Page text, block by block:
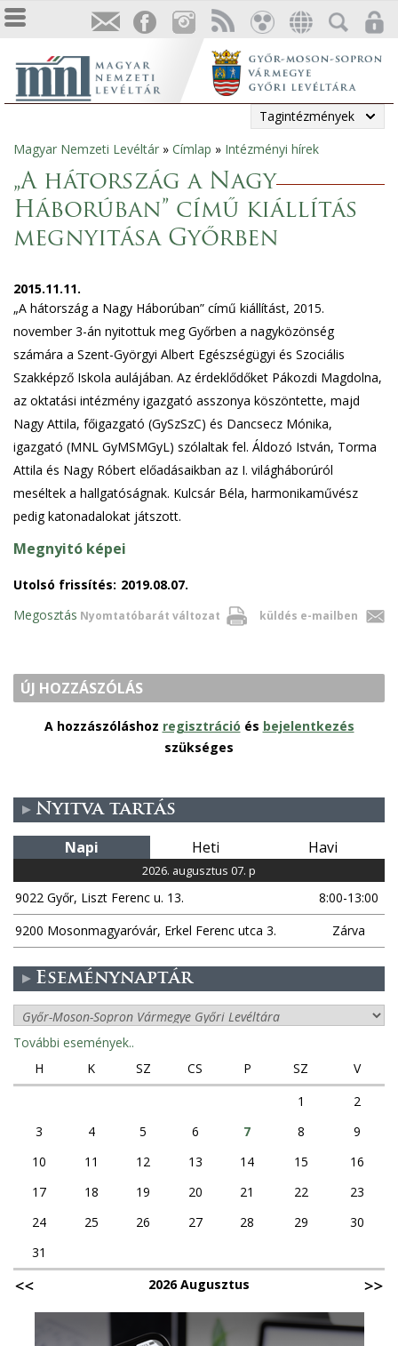
Tagintézmények
Jelenlegi
hely
Magyar Nemzeti Levéltár » Címlap » Intézményi hírek
„A hátország a Nagy
Háborúban” című kiállítás
megnyitása Győrben
2015.11.11.
„A hátország a Nagy Háborúban” című kiállítást, 2015.
november 3-án nyitottuk meg Győrben a nagyközönség
számára a Szent-Györgyi Albert Egészségügyi és Szociális
Szakképző Iskola aulájában. Az érdeklődőket Pákozdi Magdolna,
az oktatási intézmény igazgató asszonya köszöntette, majd
Nagy Attila, főigazgató (GySzSzC) és Dancsecz Mónika,
igazgató (MNL GyMSMGyL) szólaltak fel. Áldozó István, Torma
Attila és Nagy Róbert előadásaikban az I. világháborúról
meséltek a hallgatóságnak. Kulcsár Béla, harmonikaművész
pedig katonadalokat játszott.
Megnyitó képei
Utolsó frissítés: 2019.08.07.
Nyomtatóbarát változat küldés e-mailben
Megosztás
ÚJ HOZZÁSZÓLÁS
A hozzászóláshoz regisztráció és bejelentkezés
szükséges
Nyitva tartás
Napi Heti Havi
2026. augusztus 07. p
9022 Győr, Liszt Ferenc u. 13.
8:00-13:00
9200 Mosonmagyaróvár, Erkel Ferenc utca 3.
Zárva
Eseménynaptár
További események..
H
K SZ CS P SZ
V
1
2
3
4 5 6 7 8
9
10
11 12 13 14 15
16
17
18 19 20 21 22
23
24
25 26 27 28 29
30
31
2026 Augusztus